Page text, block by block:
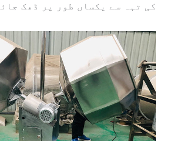
کی تہہ سے یکساں طور پر ڈھک